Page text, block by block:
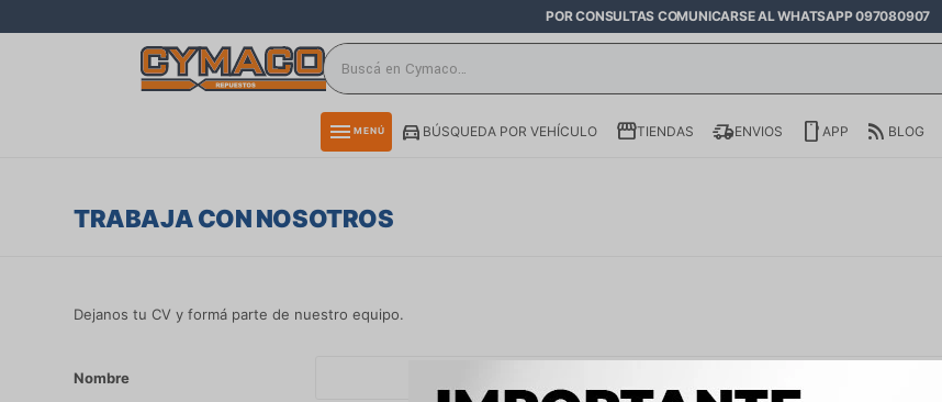
POR CONSULTAS COMUNICARSE AL WHATSAPP 097080907
menu MENÚ BÚSQUEDA POR VEHÍCULO TIENDAS ENVIOS APP BLOG
TRABAJA CON NOSOTROS
Dejanos tu CV y formá parte de nuestro equipo.
Nombre
close
directions_car
smartphone